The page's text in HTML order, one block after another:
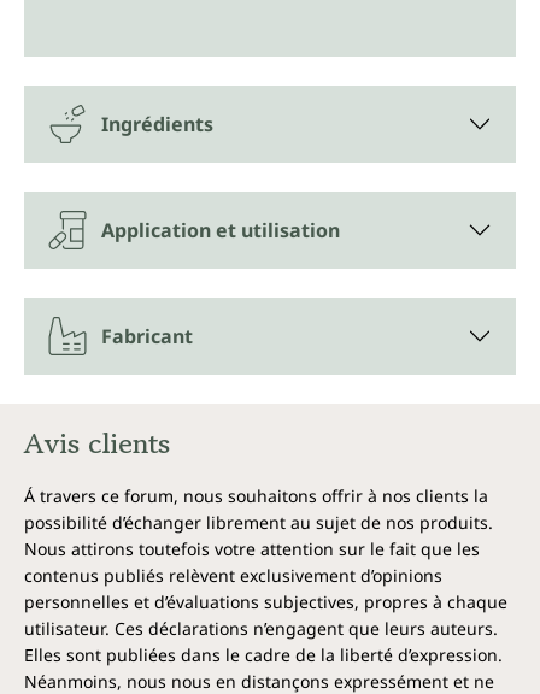
Ingrédients
Application et utilisation
Fabricant
Avis clients
Á travers ce forum, nous souhaitons offrir à nos clients la
possibilité d’échanger librement au sujet de nos produits.
Nous attirons toutefois votre attention sur le fait que les
contenus publiés relèvent exclusivement d’opinions
personnelles et d’évaluations subjectives, propres à chaque
utilisateur. Ces déclarations n’engagent que leurs auteurs.
Elles sont publiées dans le cadre de la liberté d’expression.
Néanmoins, nous nous en distançons expressément et ne